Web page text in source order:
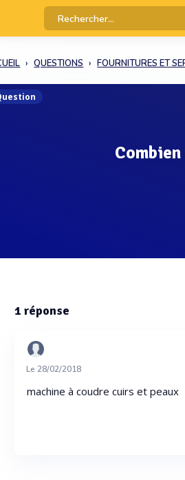
QUESTIONS FOURNITURES ET
1 réponse
Le 28/02/2018
machine à coudre cuirs et peaux